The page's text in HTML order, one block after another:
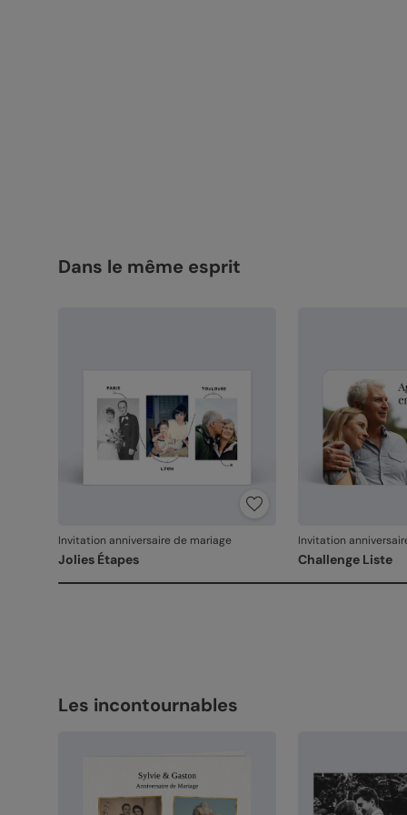
Dans le même esprit
Invitation anniversaire de mariage
Jolies Étapes
Invitation
Challenge Liste
Les incontournables